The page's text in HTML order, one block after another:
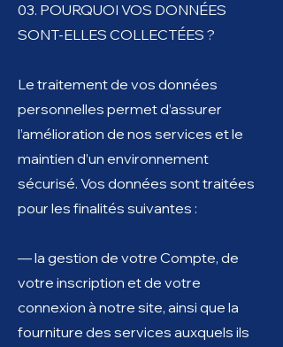
03. POURQUOI VOS DONNÉES
SONT-ELLES COLLECTÉES ?
Le traitement de vos données
personnelles permet d’assurer
l’amélioration de nos services et le
maintien d’un environnement
sécurisé. Vos données sont traitées
pour les finalités suivantes :
— la gestion de votre Compte, de
votre inscription et de votre
connexion à notre site, ainsi que la
fourniture des services auxquels ils